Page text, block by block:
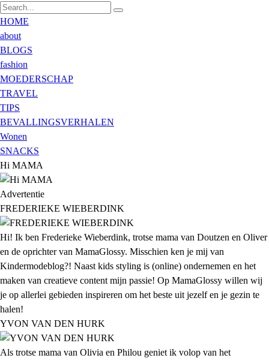
HOME
about
BLOGS
fashion
MOEDERSCHAP
TRAVEL
TIPS
BEVALLINGSVERHALEN
Wonen
SNACKS
Hi MAMA
Advertentie
FREDERIEKE WIEBERDINK
Hi! Ik ben Frederieke Wieberdink, trotse mama van Doutzen en Oliver
en de oprichter van MamaGlossy. Misschien ken je mij van
Kindermodeblog?! Naast kids styling is (online) ondernemen en het
maken van creatieve content mijn passie! Op MamaGlossy willen wij
je op allerlei gebieden inspireren om het beste uit jezelf en je gezin te
halen!
YVON VAN DEN HURK
Als trotse mama van Olivia en Philou geniet ik volop van het